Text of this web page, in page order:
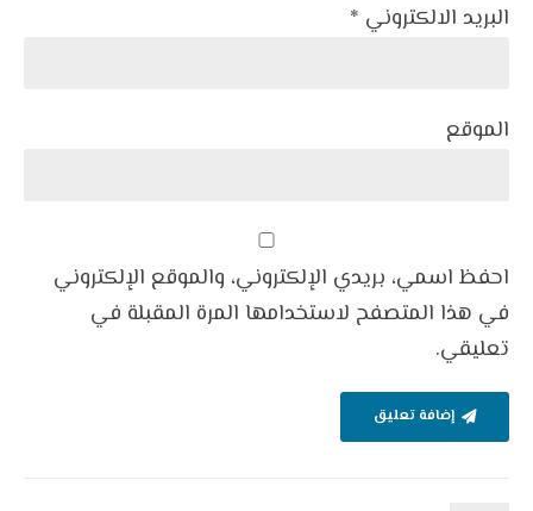
البريد الالكتروني *
الموقع
احفظ اسمي، بريدي الإلكتروني، والموقع الإلكتروني
في هذا المتصفح لاستخدامها المرة المقبلة في
تعليقي.
إضافة تعليق